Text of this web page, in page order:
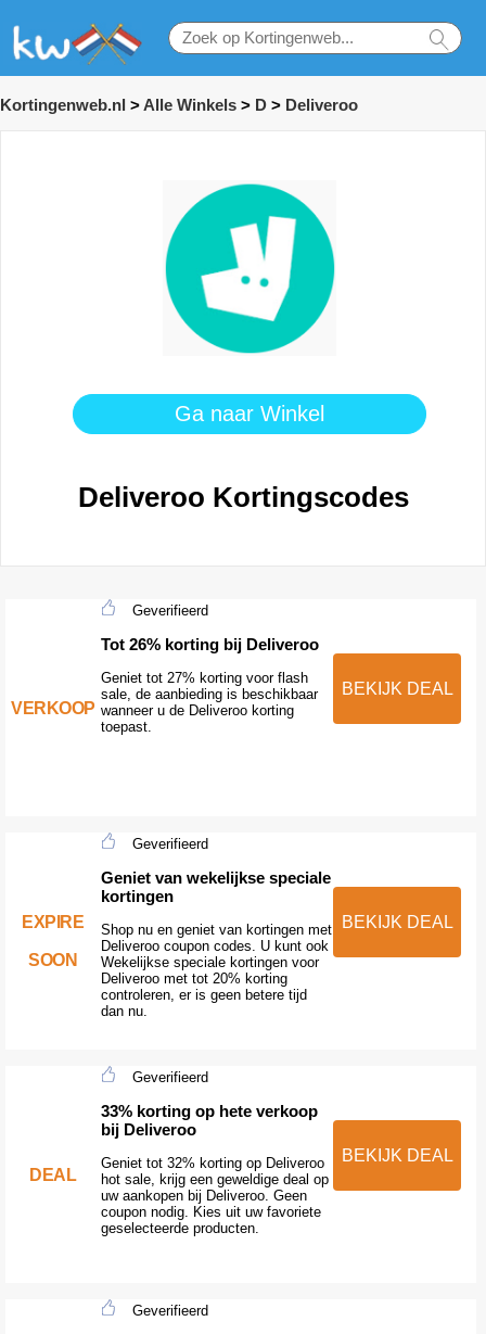
Kortingenweb.nl > Alle Winkels > D > Deliveroo
Ga naar Winkel
Deliveroo Kortingscodes
VERKOOP
Geverifieerd
Tot 26% korting bij Deliveroo
Geniet tot 27% korting voor flash
sale, de aanbieding is beschikbaar
wanneer u de Deliveroo korting
toepast.
BEKIJK DEAL
EXPIRE
SOON
Geverifieerd
Geniet van wekelijkse speciale
kortingen
Shop nu en geniet van kortingen met
Deliveroo coupon codes. U kunt ook
Wekelijkse speciale kortingen voor
Deliveroo met tot 20% korting
controleren, er is geen betere tijd
dan nu.
BEKIJK DEAL
DEAL
Geverifieerd
33% korting op hete verkoop
bij Deliveroo
Geniet tot 32% korting op Deliveroo
hot sale, krijg een geweldige deal op
uw aankopen bij Deliveroo. Geen
coupon nodig. Kies uit uw favoriete
geselecteerde producten.
BEKIJK DEAL
Geverifieerd